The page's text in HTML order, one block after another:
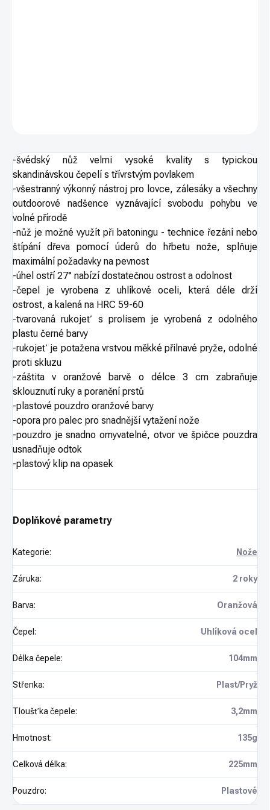
-švédský nůž velmi vysoké kvality s typickou
skandinávskou čepelí s třívrstvým povlakem
-všestranný výkonný nástroj pro lovce, zálesáky a všechny
outdoorové nadšence vyznávající svobodu pohybu ve
volné přírodě
-nůž je možné využít při batoningu - technice řezání nebo
štípání dřeva pomocí úderů do hřbetu nože, splňuje
maximální požadavky na pevnost
-úhel ostří 27° nabízí dostatečnou ostrost a odolnost
-čepel je vyrobena z uhlíkové oceli, která déle drží
ostrost, a kalená na HRC 59-60
-tvarovaná rukojeť s prolisem je vyrobená z odolného
plastu černé barvy
-rukojeť je potažena vrstvou měkké přilnavé pryže, odolné
proti skluzu
-záštita v oranžové barvě o délce 3 cm zabraňuje
sklouznutí ruky a poranění prstů
-plastové pouzdro oranžové barvy
-opora pro palec pro snadnější vytažení nože
-pouzdro je snadno omyvatelné, otvor ve špičce pouzdra
usnadňuje odtok
-plastový klip na opasek
Doplňkové parametry
Kategorie: Nože
Záruka: 2 roky
Barva: Oranžová
Čepel : Uhlíková ocel
Délka čepele: 104mm
Střenka: Plast/Pryž
Tloušťka čepele: 3,2mm
Hmotnost: 135g
Celková délka: 225mm
Pouzdro: Plastové